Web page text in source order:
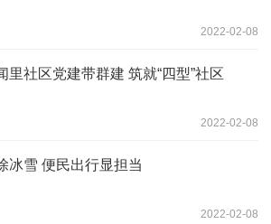
2022-02-08
里社区党建带群建 筑就“四型”社区
2022-02-08
冰雪 便民出行显担当
2022-02-08